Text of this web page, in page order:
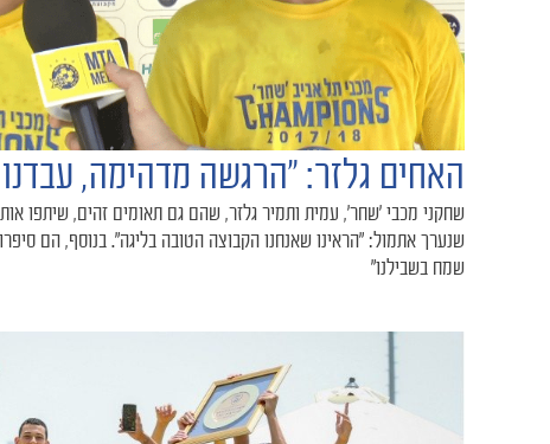
האחים גלזר: ״הרגשה מדהימה,
שחקני מכבי ׳שחר׳, עמית ותמיר גלזר, שהם גם תאומים זהים, שיתפו
שנערך אתמול: ״הראינו שאנחנו הקבוצה הטובה בליגה״. בנוסף, הם
שמח בשבילנו״